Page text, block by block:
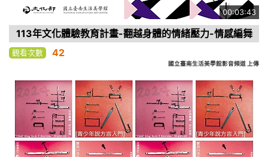
00:03:43
113年文化體驗教育計畫-翻越身體的情緒壓力-情感編舞
觀看次數 42
國立臺南生活美學館影音頻道 上傳